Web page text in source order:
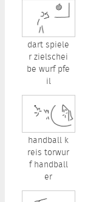
dart spiele
r zielschei
be wurf pfe
il
handball k
reis torwur
f handball
er